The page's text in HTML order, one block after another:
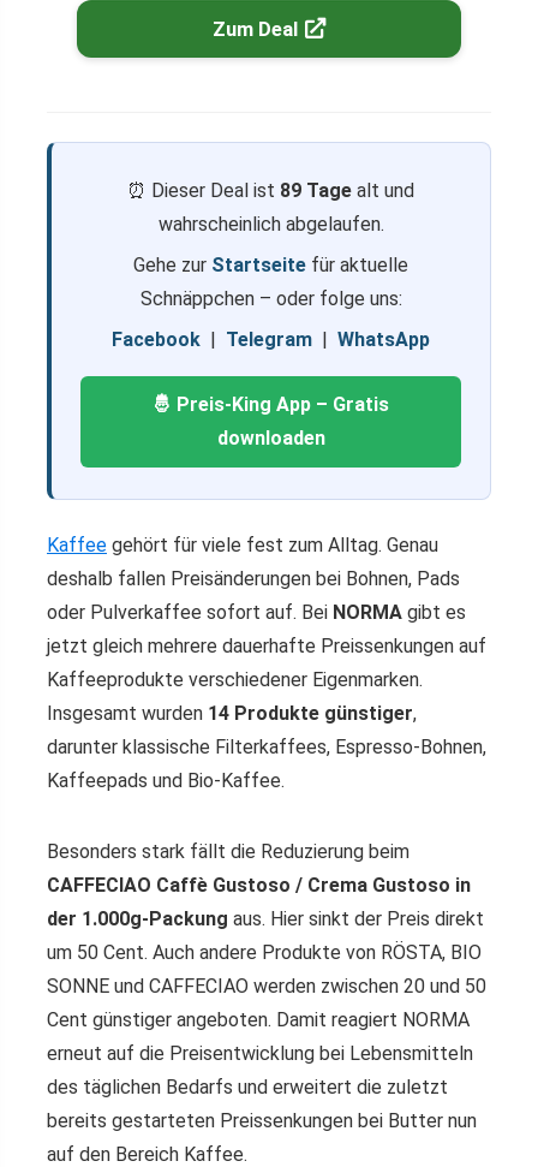
Zum Deal
⏰ Dieser Deal ist 89 Tage alt und
wahrscheinlich abgelaufen.
Gehe zur Startseite für aktuelle
Schnäppchen – oder folge uns:
Facebook | Telegram | WhatsApp
🤴 Preis-King App – Gratis
downloaden
Kaffee gehört für viele fest zum Alltag. Genau
deshalb fallen Preisänderungen bei Bohnen, Pads
oder Pulverkaffee sofort auf. Bei NORMA gibt es
jetzt gleich mehrere dauerhafte Preissenkungen auf
Kaffeeprodukte verschiedener Eigenmarken.
Insgesamt wurden 14 Produkte günstiger,
darunter klassische Filterkaffees, Espresso-Bohnen,
Kaffeepads und Bio-Kaffee.
Besonders stark fällt die Reduzierung beim
CAFFECIAO Caffè Gustoso / Crema Gustoso in
der 1.000g-Packung aus. Hier sinkt der Preis direkt
um 50 Cent. Auch andere Produkte von RÖSTA, BIO
SONNE und CAFFECIAO werden zwischen 20 und 50
Cent günstiger angeboten. Damit reagiert NORMA
erneut auf die Preisentwicklung bei Lebensmitteln
des täglichen Bedarfs und erweitert die zuletzt
bereits gestarteten Preissenkungen bei Butter nun
auf den Bereich Kaffee.